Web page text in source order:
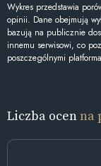
Wykres przedstawia
opinii. Dane obejmują
bazują na publicznie
innemu serwisowi, co
poszczególnymi
Liczba ocenna